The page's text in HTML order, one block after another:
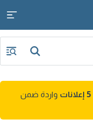
5 إعلانات
واردة ضمن